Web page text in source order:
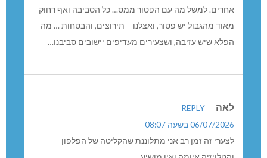
אחרים. למשל מה עם הפטור ממס… כל הסביבה ואף רחוק
מאוד מהגבול יש פטור, ואצלנו – תירוצים, והבטחות … מה
הפלא שיש עזיבה, ושצעירים מעדיפים יישובים סביבנו…
לאה
REPLY
06/07/2026 בשעה 08:07
לצערי זה זמן רב אני מתלוננת שהקליטה של הפלפון